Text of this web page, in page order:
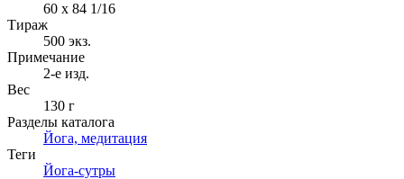
60 x 84 1/16
Тираж
500 экз.
Примечание
2-е изд.
Вес
130 г
Разделы каталога
Йога, медитация
Теги
Йога-сутры